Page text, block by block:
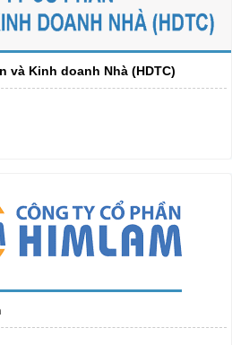
và Kinh doanh Nhà (HDTC)